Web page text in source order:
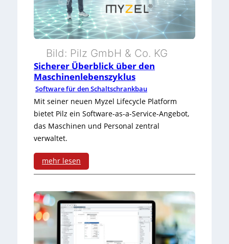
n
o
v
r
M
e
s
e
k
t
a
s
c
h
i
n
e
n
s
t
u
n
t
i
o
n
e
f
ü
r
Bild: Pilz GmbH & Co. KG
Sicherer Überblick über den
Maschinenlebenszyklus
Software für den Schaltschrankbau
Mit seiner neuen Myzel Lifecycle Platform
bietet Pilz ein Software-as-a-Service-Angebot,
das Maschinen und Personal zentral
verwaltet.
mehr lesen
:
S
i